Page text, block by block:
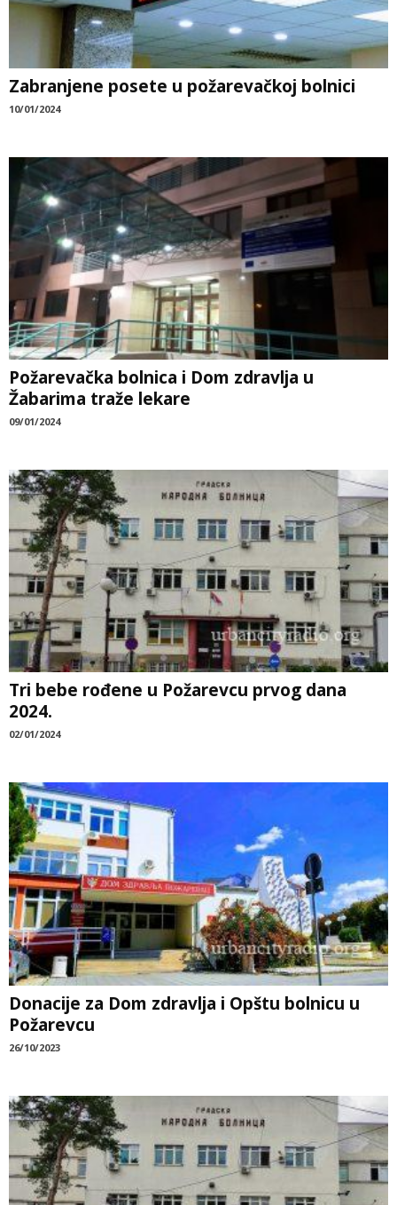
Zabranjene posete u požarevačkoj bolnici
10/01/2024
Požarevačka bolnica i Dom zdravlja u
Žabarima traže lekare
09/01/2024
Tri bebe rođene u Požarevcu prvog dana
2024.
02/01/2024
Donacije za Dom zdravlja i Opštu bolnicu u
Požarevcu
26/10/2023